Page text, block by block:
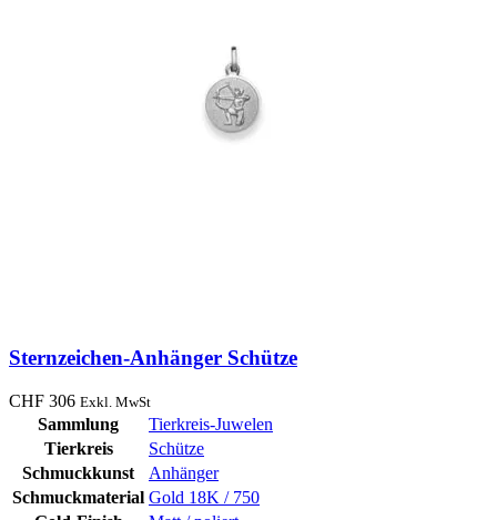
Sternzeichen-Anhänger Schütze
CHF 306 Exkl. MwSt
Sammlung
Tierkreis-Juwelen
Tierkreis
Schütze
Schmuckkunst
Anhänger
Schmuckmaterial Gold 18K / 750